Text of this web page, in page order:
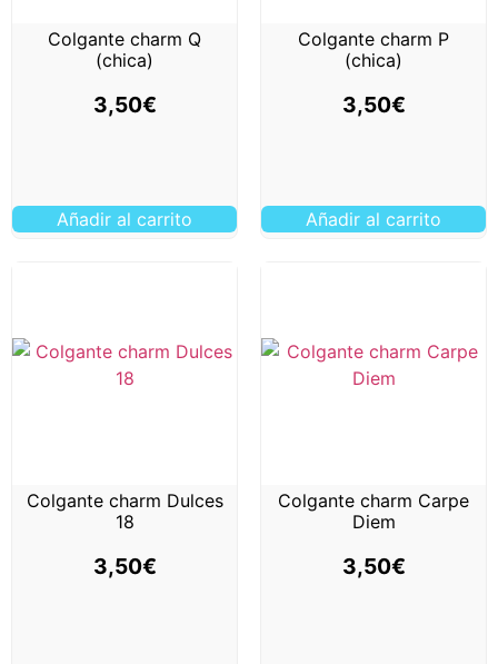
Colgante charm Q
(chica)
3,50€
Añadir al carrito
Colgante charm P
(chica)
3,50€
Añadir al carrito
Colgante charm Dulces
18
3,50€
Colgante charm Carpe
Diem
3,50€